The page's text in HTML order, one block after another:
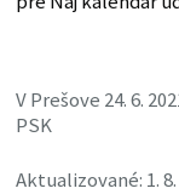
V Prešove 24. 6.
PSK
Aktualizované: 1. 8.